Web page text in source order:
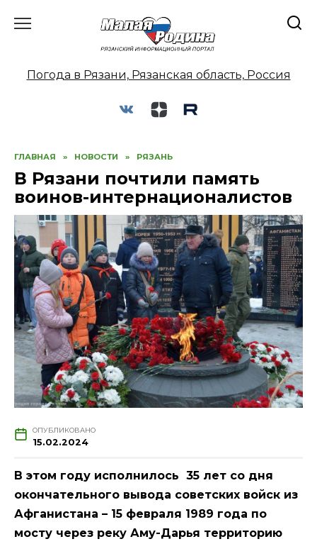
Погода в Рязани, Рязанская область, Россия
ГЛАВНАЯ » НОВОСТИ » РЯЗАНЬ
В Рязани почтили память
воинов-интернационалистов
ОПУБЛИКОВАНО
15.02.2024
В этом году исполнилось 35 лет со дня
окончательного вывода советских войск из
Афганистана – 15 февраля 1989 года по
мосту через реку Аму-Дарья территорию